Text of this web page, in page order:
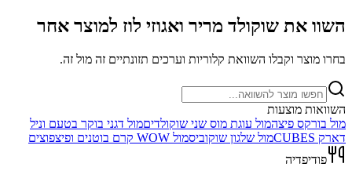
השוו את שוקולד מריר ואגוזי לוז למוצר אחר
בחרו מוצר וקבלו השוואת קלוריות וערכים תזונתיים זה מול זה.
השוואות מוצעות
מול בורקס פיצהמול עוגת מוס שני שוקולדיםמול דגני בוקר בטעם וניל
דארק CUBES
מול שלגון שוקוביסמול WOW קרם בוטנים ופיצפוצים
פודיפדיה